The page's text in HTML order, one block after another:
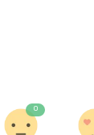
0